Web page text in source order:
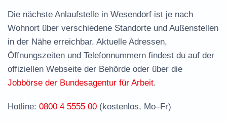
Termin vereinbaren und Bürgergeld beantragen
Jobcenter Gifhorn – zuständige Stelle
Häufige Fragen rund ums Jobcenter
Die nächste Anlaufstelle in Wesendorf ist je nach
Wohnort über verschiedene Standorte und Außenstellen
in der Nähe erreichbar. Aktuelle Adressen,
Öffnungszeiten und Telefonnummern findest du auf der
offiziellen Webseite der Behörde oder über die
Jobbörse der Bundesagentur für Arbeit.
Hotline: 0800 4 5555 00 (kostenlos, Mo–Fr)